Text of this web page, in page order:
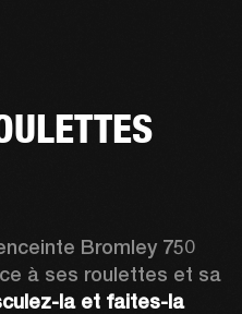
Bromley 750
à ses roulettes et sa
la et faites-la